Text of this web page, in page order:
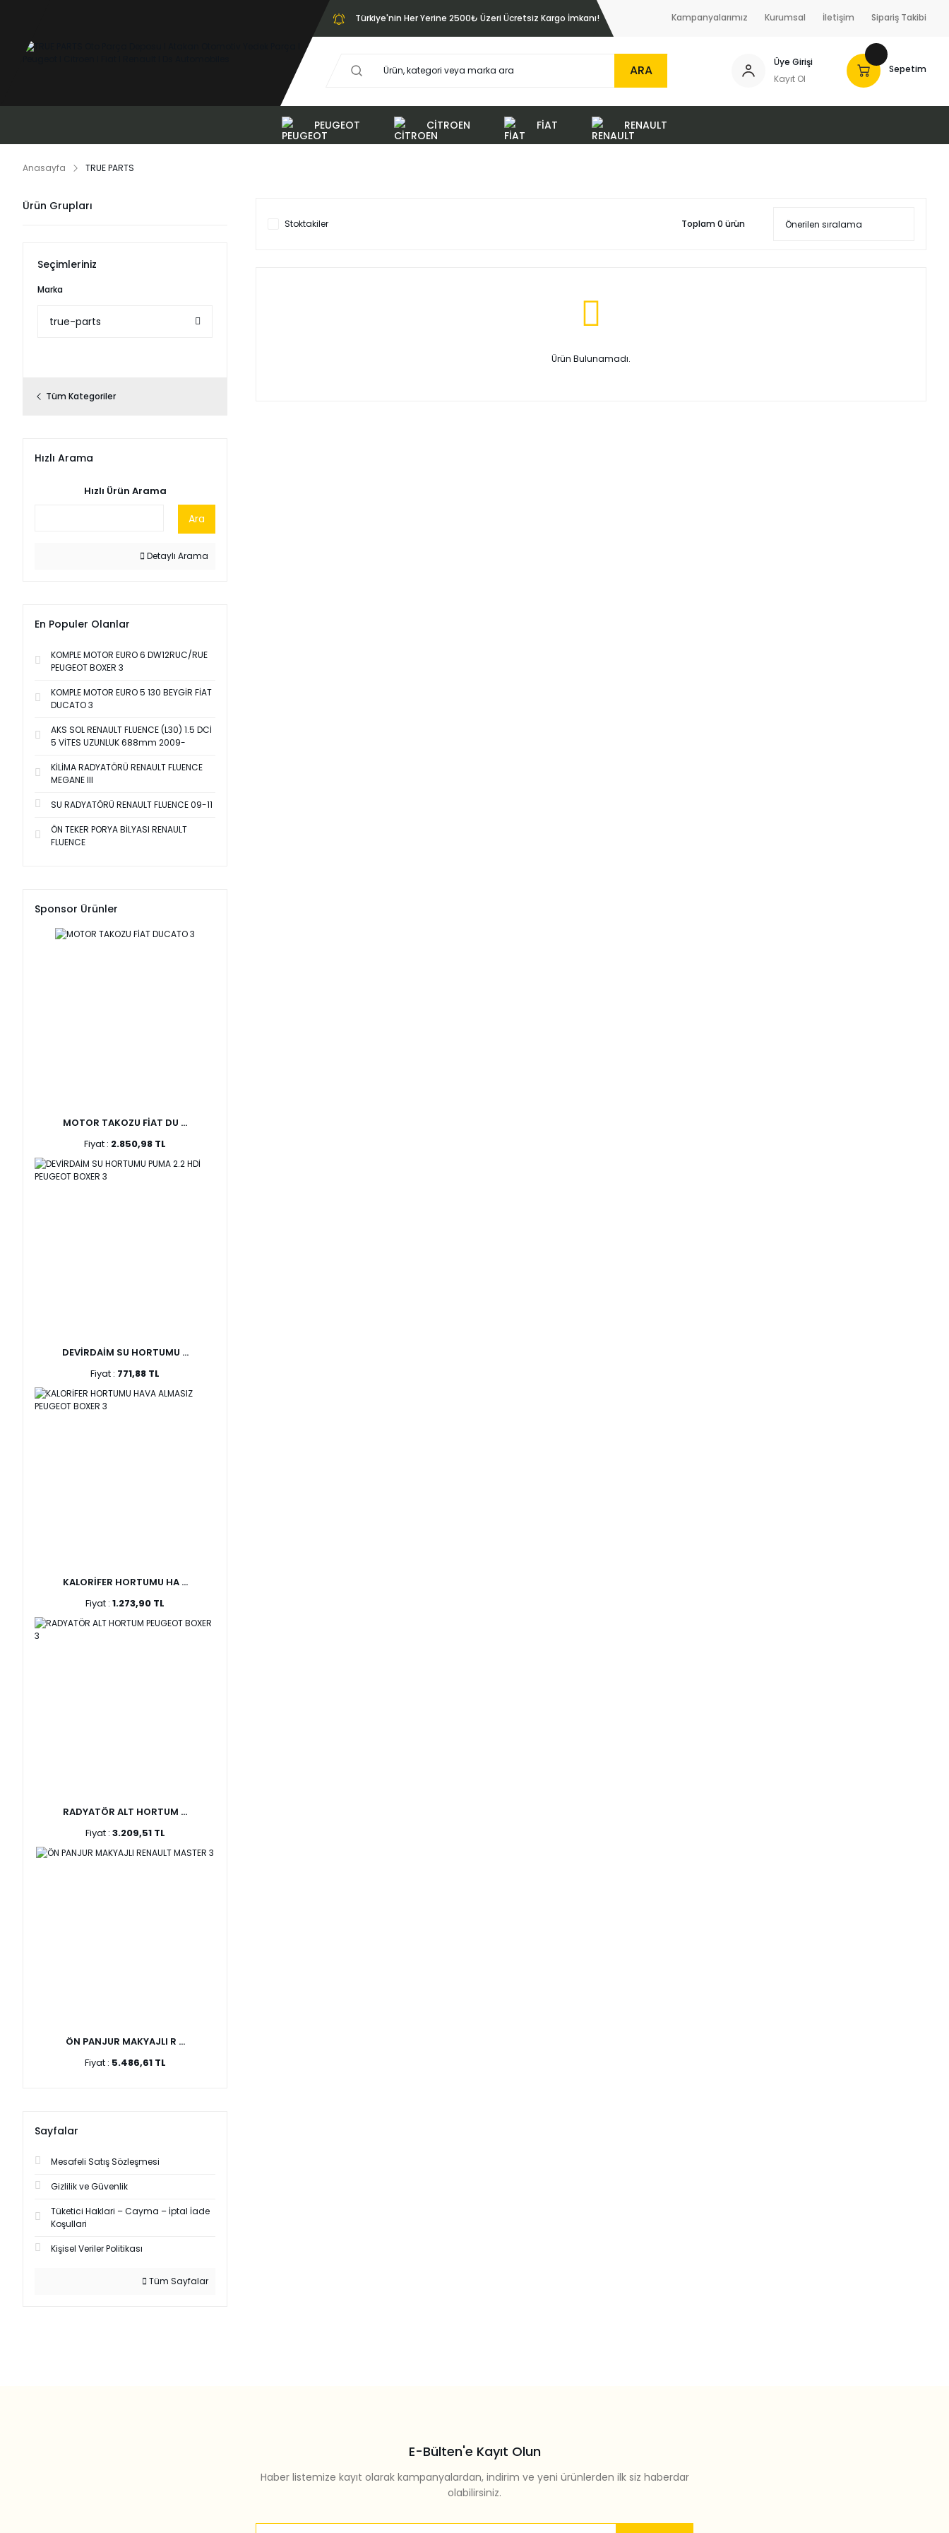
Türkiye'nin Her Yerine 2500₺ Üzeri Ücretsiz Kargo İmkanı! Kampanyalarımız Kurumsal İletişim Sipariş Takibi
ARA
Üye Girişi
Kayıt Ol
Sepetim
PEUGEOT CİTROEN FİAT RENAULT
Anasayfa TRUE PARTS
Ürün Grupları
Seçimleriniz
Marka
true-parts
Tüm Kategoriler
Hızlı Arama
Hızlı Ürün Arama
Ara
Detaylı Arama
En Populer Olanlar
KOMPLE MOTOR EURO 6 DW12RUC/RUE
PEUGEOT BOXER 3
KOMPLE MOTOR EURO 5 130 BEYGİR FİAT
DUCATO 3
AKS SOL RENAULT FLUENCE (L30) 1.5 DCİ
5 VİTES UZUNLUK 688mm 2009-
KİLİMA RADYATÖRÜ RENAULT FLUENCE
MEGANE III
SU RADYATÖRÜ RENAULT FLUENCE 09-11
ÖN TEKER PORYA BİLYASI RENAULT
FLUENCE
Sponsor Ürünler
MOTOR TAKOZU FİAT DU ...
Fiyat : 2.850,98 TL
DEVİRDAİM SU HORTUMU ...
Fiyat : 771,88 TL
KALORİFER HORTUMU HA ...
Fiyat : 1.273,90 TL
RADYATÖR ALT HORTUM ...
Fiyat : 3.209,51 TL
ÖN PANJUR MAKYAJLI R ...
Fiyat : 5.486,61 TL
Sayfalar
Mesafeli Satış Sözleşmesi
Gizlilik ve Güvenlik
Tüketici Haklari – Cayma – İptal İade
Koşullari
Kişisel Veriler Politikası
Tüm Sayfalar
Stoktakiler Toplam 0 ürün
Ürün Bulunamadı.
E-Bülten'e Kayıt Olun
Haber listemize kayıt olarak kampanyalardan, indirim ve yeni ürünlerden ilk siz haberdar
olabilirsiniz.